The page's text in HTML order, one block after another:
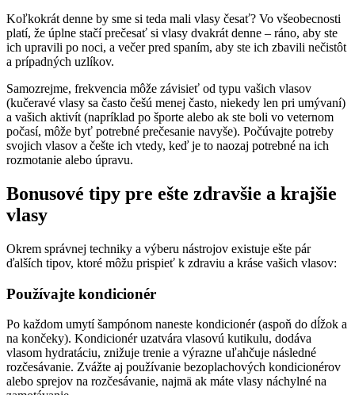
Koľkokrát denne by sme si teda mali vlasy česať? Vo všeobecnosti
platí, že úplne stačí prečesať si vlasy dvakrát denne – ráno, aby ste
ich upravili po noci, a večer pred spaním, aby ste ich zbavili nečistôt
a prípadných uzlíkov.
Samozrejme, frekvencia môže závisieť od typu vašich vlasov
(kučeravé vlasy sa často češú menej často, niekedy len pri umývaní)
a vašich aktivít (napríklad po športe alebo ak ste boli vo veternom
počasí, môže byť potrebné prečesanie navyše). Počúvajte potreby
svojich vlasov a češte ich vtedy, keď je to naozaj potrebné na ich
rozmotanie alebo úpravu.
Bonusové tipy pre ešte zdravšie a krajšie
vlasy
Okrem správnej techniky a výberu nástrojov existuje ešte pár
ďalších tipov, ktoré môžu prispieť k zdraviu a kráse vašich vlasov:
Používajte kondicionér
Po každom umytí šampónom naneste kondicionér (aspoň do dĺžok a
na končeky). Kondicionér uzatvára vlasovú kutikulu, dodáva
vlasom hydratáciu, znižuje trenie a výrazne uľahčuje následné
rozčesávanie. Zvážte aj používanie bezoplachových kondicionérov
alebo sprejov na rozčesávanie, najmä ak máte vlasy náchylné na